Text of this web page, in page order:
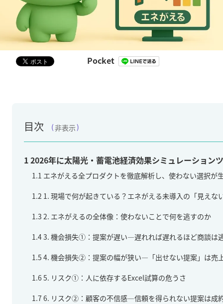
Pocket
目次 非表示
12026年に太陽光・蓄電池経済効果シミュレーション
1.1 エネがえる全プロダクトを徹底解析し、使わない選択
1.2 1. 現場で何が起きている？エネがえる未導入の「見えな
1.3 2. エネがえるの全体像：使わないことで何を逃すのか
1.43. 機会損失①：提案が遅い—遅れれば遅れるほど商談は
1.5 4. 機会損失②：提案の幅が狭い—「出せない提案」は売
1.65. リスク①：人に依存するExcel試算の危うさ
1.7 6. リスク②：顧客の不信感—信頼を得られない提案は成